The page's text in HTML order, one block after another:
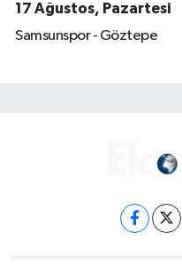
17 Ağustos, Pazartesi
Samsunspor - Göztepe